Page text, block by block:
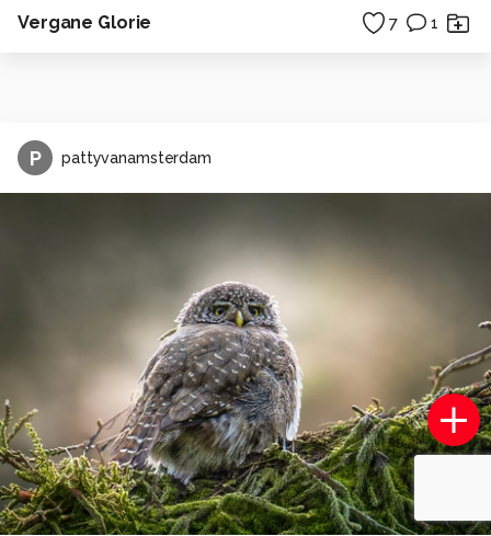
Vergane Glorie 7 1
P pattyvanamsterdam